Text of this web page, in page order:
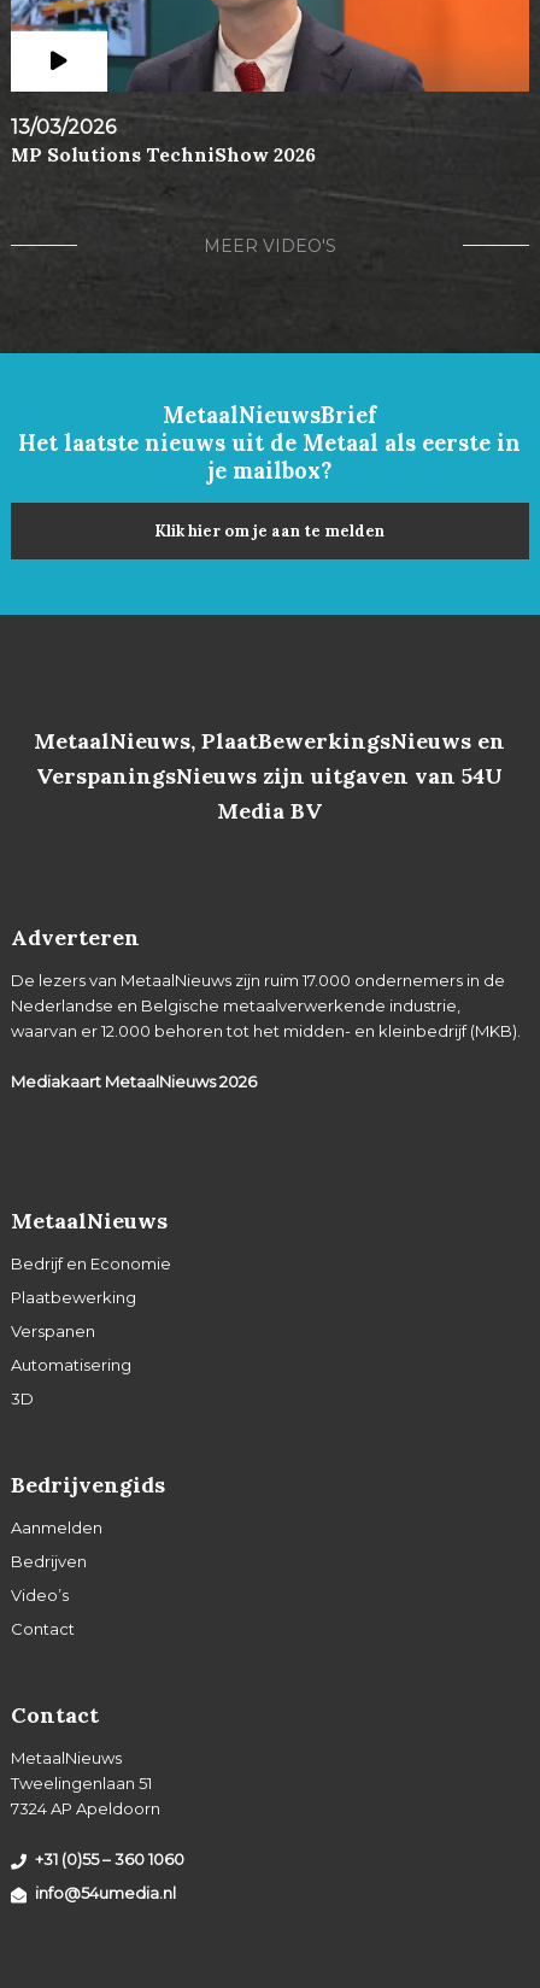
13/03/2026
MP Solutions TechniShow 2026
MEER VIDEO'S
MetaalNieuwsBrief
Het laatste nieuws uit de Metaal als eerste in
je mailbox?
Klik hier om je aan te melden
MetaalNieuws, PlaatBewerkingsNieuws en
VerspaningsNieuws zijn uitgaven van 54U
Media BV
Adverteren
De lezers van MetaalNieuws zijn ruim 17.000 ondernemers in de
Nederlandse en Belgische metaalverwerkende industrie,
waarvan er 12.000 behoren tot het midden- en kleinbedrijf (MKB).
Mediakaart MetaalNieuws2026
MetaalNieuws
Bedrijf en Economie
Plaatbewerking
Verspanen
Automatisering
3D
Bedrijvengids
Aanmelden
Bedrijven
Video’s
Contact
Contact
MetaalNieuws
Tweelingenlaan 51
7324 AP Apeldoorn
+31 (0)55 – 360 1060
info@54umedia.nl